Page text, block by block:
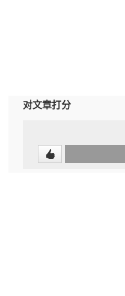
对文章打分